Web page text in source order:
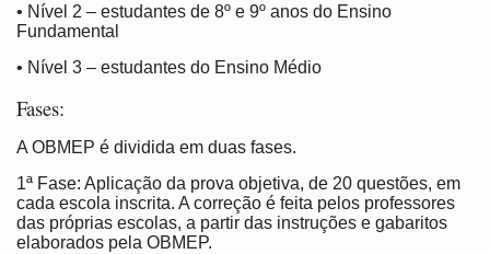
• Nível 2 – estudantes de 8º e 9º anos do Ensino
Fundamental
• Nível 3 – estudantes do Ensino Médio
Fases:
A OBMEP é dividida em duas fases.
1ª Fase: Aplicação da prova objetiva, de 20 questões, em
cada escola inscrita. A correção é feita pelos professores
das próprias escolas, a partir das instruções e gabaritos
elaborados pela OBMEP.